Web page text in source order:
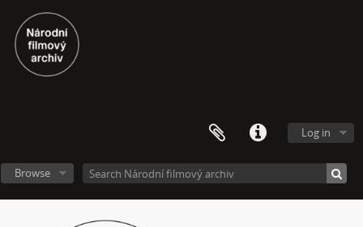
Log in
Browse